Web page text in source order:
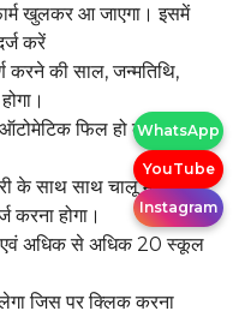
खुलकर आ जाएगा। इसमें
करें
करने की साल, जन्मतिथि,
फिल हो कर आ
के साथ साथ चालू मोबाइल
करना होगा।
अधिक से अधिक 20 स्कूल
जिस पर क्लिक करना
WhatsApp
YouTube
Instagram